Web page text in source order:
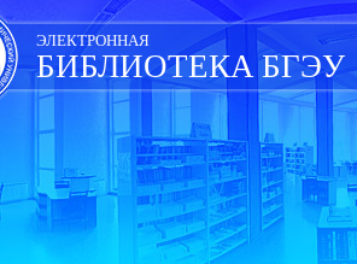
ЭЛЕКТРОННАЯ
БИБЛИОТЕКА БГЭУ